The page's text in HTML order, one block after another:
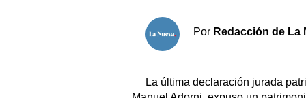
Por Redacción de La
La última declaración jurada